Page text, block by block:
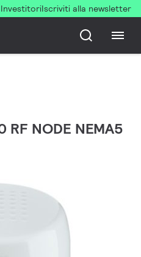
InvestitoriIscriviti alla newsletter
NODE NEMA5